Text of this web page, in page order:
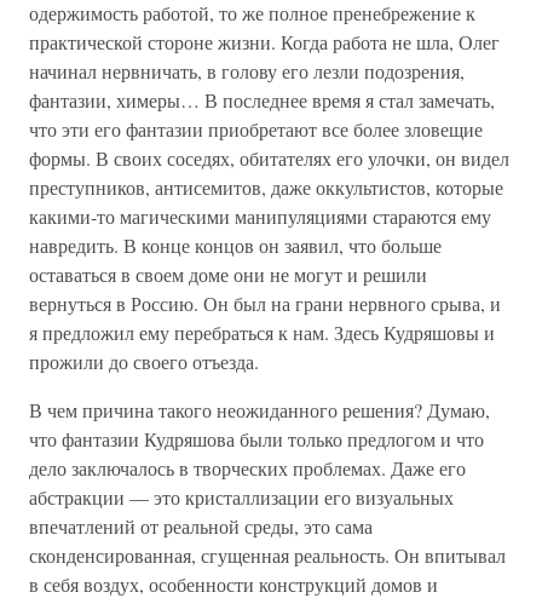
одержимость работой, то же полное пренебрежение к
практической стороне жизни. Когда работа не шла, Олег
начинал нервничать, в голову его лезли подозрения,
фантазии, химеры… В последнее время я стал замечать,
что эти его фантазии приобретают все более зловещие
формы. В своих соседях, обитателях его улочки, он видел
преступников, антисемитов, даже оккультистов, которые
какими-то магическими манипуляциями стараются ему
навредить. В конце концов он заявил, что больше
оставаться в своем доме они не могут и решили
вернуться в Россию. Он был на грани нервного срыва, и
я предложил ему перебраться к нам. Здесь Кудряшовы и
прожили до своего отъезда.
В чем причина такого неожиданного решения? Думаю,
что фантазии Кудряшова были только предлогом и что
дело заключалось в творческих проблемах. Даже его
абстракции — это кристаллизации его визуальных
впечатлений от реальной среды, это сама
сконденсированная, сгущенная реальность. Он впитывал
в себя воздух, особенности конструкций домов и